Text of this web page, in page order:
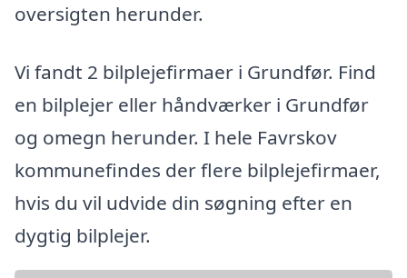
oversigten herunder.
Vi fandt 2 bilplejefirmaer i Grundfør. Find
en bilplejer eller håndværker i Grundfør
og omegn herunder. I hele Favrskov
kommunefindes der flere bilplejefirmaer,
hvis du vil udvide din søgning efter en
dygtig bilplejer.